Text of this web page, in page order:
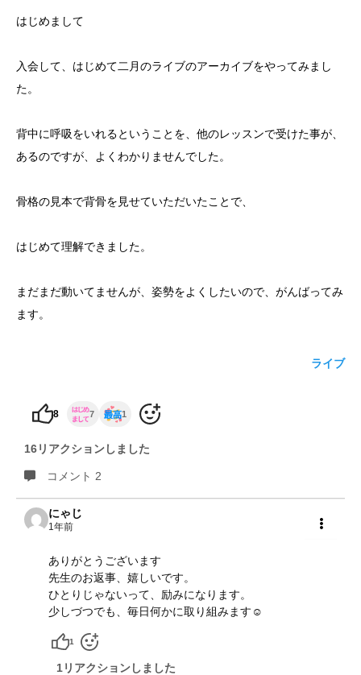
はじめまして
入会して、はじめて二月のライブのアーカイブをやってみまし
た。
背中に呼吸をいれるということを、他のレッスンで受けた事が、
あるのですが、よくわかりませんでした。
骨格の見本で背骨を見せていただいたことで、
はじめて理解できました。
まだまだ動いてませんが、姿勢をよくしたいので、がんばってみ
ます。
ライブ
8 7 1
16リアクションしました
コメント 2
にゃじ
1年前
ありがとうございます
先生のお返事、嬉しいです。
ひとりじゃないって、励みになります。
少しづつでも、毎日何かに取り組みます☺️
1
1リアクションしました
トップ画面ガイド
yoshidaコラム